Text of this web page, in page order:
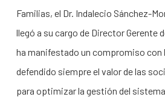
Familias, el Dr. Indalecio Sánchez-
llegó a su cargo de Director Gerente
ha manifestado un compromiso con
defendido siempre el valor de las
para optimizar la gestión del